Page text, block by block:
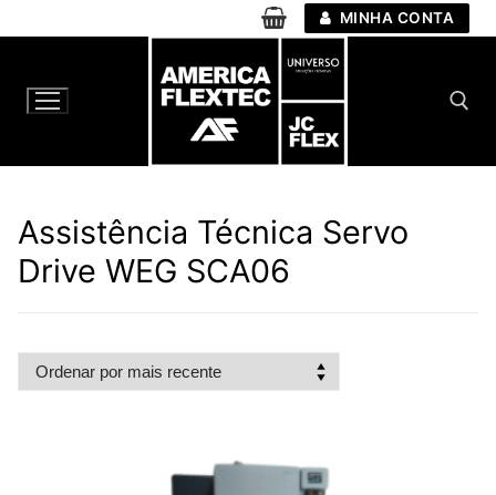
para
conteúdo
MINHA CONTA
Assistência Técnica Servo
Drive WEG SCA06